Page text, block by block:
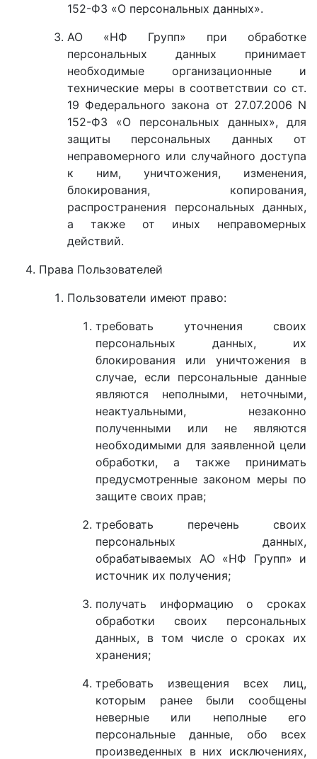
152-ФЗ «О персональных данных».
АО «НФ Групп» при обработке
персональных данных принимает
необходимые организационные и
технические меры в соответствии со ст.
19 Федерального закона от 27.07.2006 N
152-ФЗ «О персональных данных», для
защиты персональных данных от
неправомерного или случайного доступа
к ним, уничтожения, изменения,
блокирования, копирования,
распространения персональных данных,
а также от иных неправомерных
действий.
Права Пользователей
Пользователи имеют право:
требовать уточнения своих
персональных данных, их
блокирования или уничтожения в
случае, если персональные данные
являются неполными, неточными,
неактуальными, незаконно
полученными или не являются
необходимыми для заявленной цели
обработки, а также принимать
предусмотренные законом меры по
защите своих прав;
требовать перечень своих
персональных данных,
обрабатываемых АО «НФ Групп» и
источник их получения;
получать информацию о сроках
обработки своих персональных
данных, в том числе о сроках их
хранения;
требовать извещения всех лиц,
которым ранее были сообщены
неверные или неполные его
персональные данные, обо всех
произведенных в них исключениях,